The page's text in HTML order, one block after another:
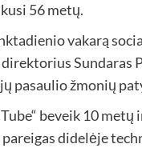
56 metų.
vakarą
Sundaras
pasaulio žmonių
beveik 10
didelėje